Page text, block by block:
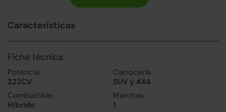
Características
Ficha técnica
Potencia
222CV
Carrocería
SUV y 4X4
Combustible
Híbrido
Marchas
1